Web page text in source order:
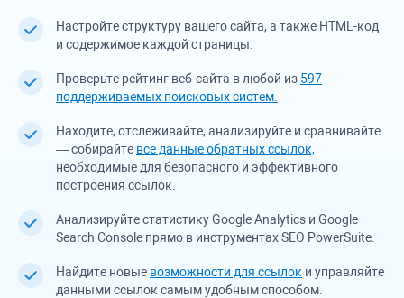
Настройте структуру вашего сайта, а также HTML-код
и содержимое каждой страницы.
Проверьте рейтинг веб-сайта в любой из 597
поддерживаемых поисковых систем.
Находите, отслеживайте, анализируйте и сравнивайте
— собирайте все данные обратных ссылок,
необходимые для безопасного и эффективного
построения ссылок.
Анализируйте статистику Google Analytics и Google
Search Console прямо в инструментах SEO PowerSuite.
Найдите новые возможности для ссылок и управляйте
данными ссылок самым удобным способом.